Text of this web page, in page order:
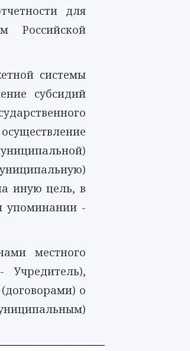
для
Российской
системы
субсидий
иную цель, в
упоминании -
местного
о